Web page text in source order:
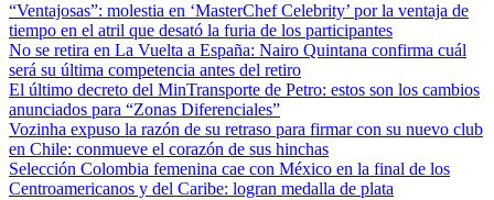
“Ventajosas”: molestia en ‘MasterChef Celebrity’ por la ventaja de
tiempo en el atril que desató la furia de los participantes
No se retira en La Vuelta a España: Nairo Quintana confirma cuál
será su última competencia antes del retiro
El último decreto del MinTransporte de Petro: estos son los cambios
anunciados para “Zonas Diferenciales”
Vozinha expuso la razón de su retraso para firmar con su nuevo club
en Chile: conmueve el corazón de sus hinchas
Selección Colombia femenina cae con México en la final de los
Centroamericanos y del Caribe: logran medalla de plata